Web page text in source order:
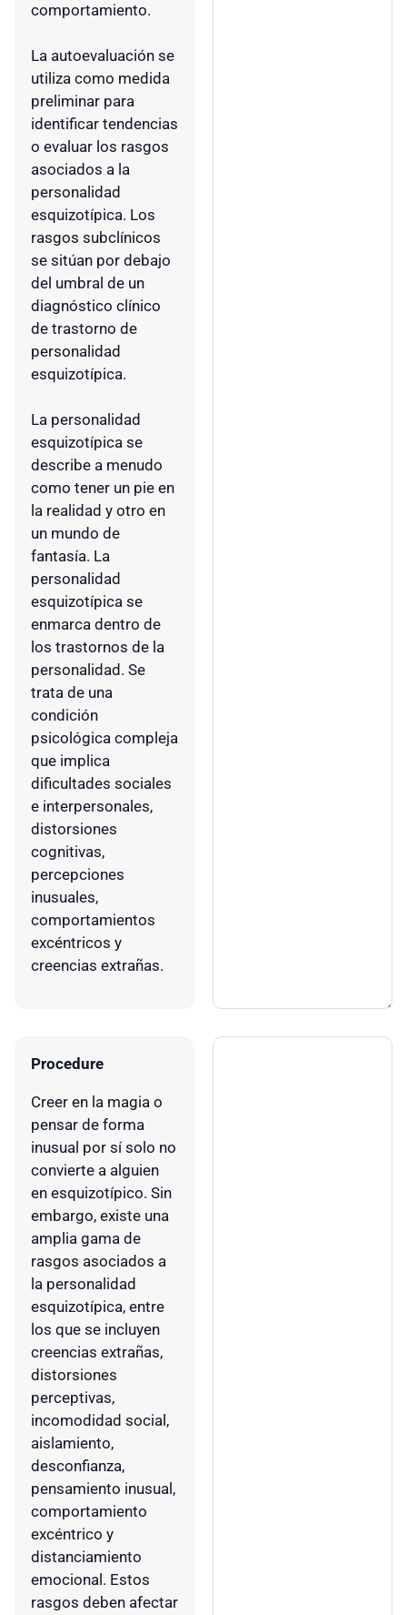
comportamiento.
La autoevaluación se
utiliza como medida
preliminar para
identificar tendencias
o evaluar los rasgos
asociados a la
personalidad
esquizotípica. Los
rasgos subclínicos
se sitúan por debajo
del umbral de un
diagnóstico clínico
de trastorno de
personalidad
esquizotípica.
La personalidad
esquizotípica se
describe a menudo
como tener un pie en
la realidad y otro en
un mundo de
fantasía. La
personalidad
esquizotípica se
enmarca dentro de
los trastornos de la
personalidad. Se
trata de una
condición
psicológica compleja
que implica
dificultades sociales
e interpersonales,
distorsiones
cognitivas,
percepciones
inusuales,
comportamientos
excéntricos y
creencias extrañas.
Procedure
Creer en la magia o
pensar de forma
inusual por sí solo no
convierte a alguien
en esquizotípico. Sin
embargo, existe una
amplia gama de
rasgos asociados a
la personalidad
esquizotípica, entre
los que se incluyen
creencias extrañas,
distorsiones
perceptivas,
incomodidad social,
aislamiento,
desconfianza,
pensamiento inusual,
comportamiento
excéntrico y
distanciamiento
emocional. Estos
rasgos deben afectar